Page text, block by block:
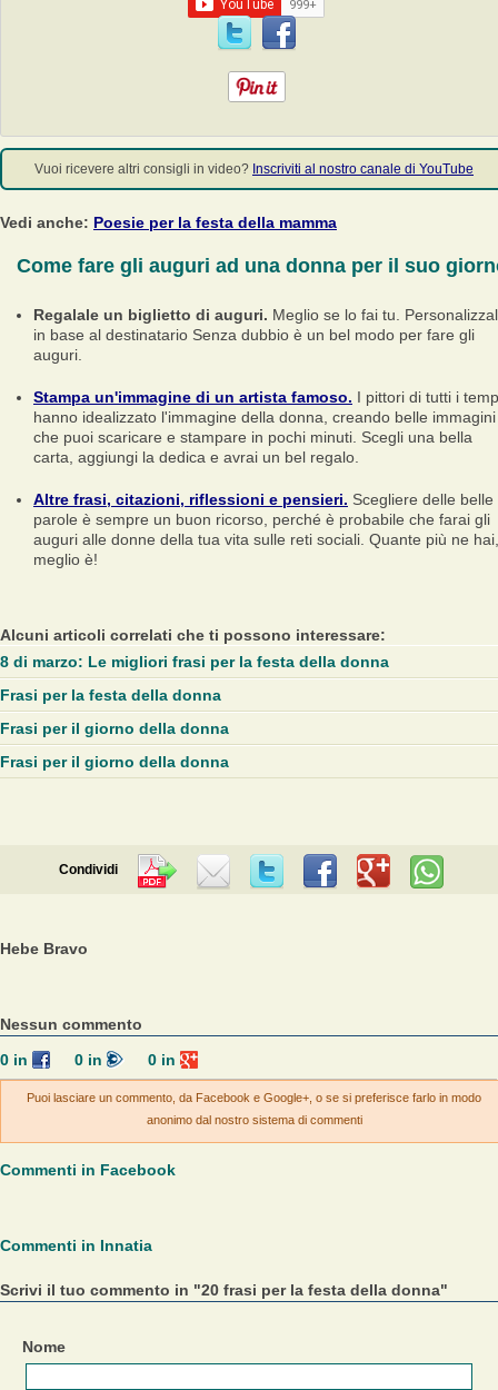
Vuoi ricevere altri consigli in video? Inscriviti al nostro canale di YouTube
Vedi anche: Poesie per la festa della mamma
Come fare gli auguri ad una donna per il suo
Regalale un biglietto di auguri. Meglio se lo fai tu.
in base al destinatario Senza dubbio è un bel modo per fare gli
auguri.
Stampa un'immagine di un artista famoso. I pittori di tutti i
hanno idealizzato l'immagine della donna, creando belle immagini
che puoi scaricare e stampare in pochi minuti. Scegli una bella
carta, aggiungi la dedica e avrai un bel regalo.
Altre frasi, citazioni, riflessioni e pensieri. Scegliere delle belle
parole è sempre un buon ricorso, perché è probabile che farai gli
auguri alle donne della tua vita sulle reti sociali. Quante più ne hai,
meglio è!
Alcuni articoli correlati che ti possono interessare:
8 di marzo: Le migliori frasi per la festa della donna
Frasi per la festa della donna
Frasi per il giorno della donna
Frasi per il giorno della donna
Condividi
Hebe Bravo
Nessun commento
0in 0in 0 in
Puoi lasciare un commento, da Facebook e Google+, o se si preferisce farlo in modo
anonimo dal nostro sistema di commenti
Commenti in Facebook
Commenti in Innatia
Scrivi il tuo commento in "20 frasi per la festa della donna"
Nome